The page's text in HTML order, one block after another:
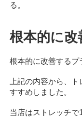
る。
根本的に
根本的に改善するプ
上記の内容から、
すすめしました。
当店はストレッチ